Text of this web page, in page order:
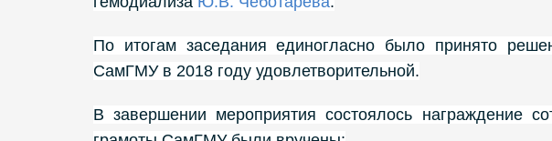
По итогам заседания единогласно было принято
СамГМУ в 2018 году удовлетворительной.
В завершении мероприятия состоялось награждение